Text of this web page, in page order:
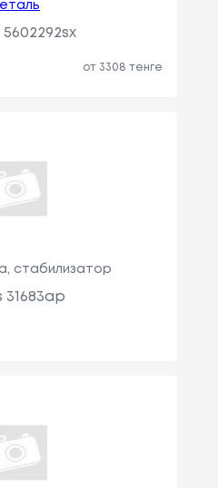
от 3308 тенге
стабилизатор
31683ap